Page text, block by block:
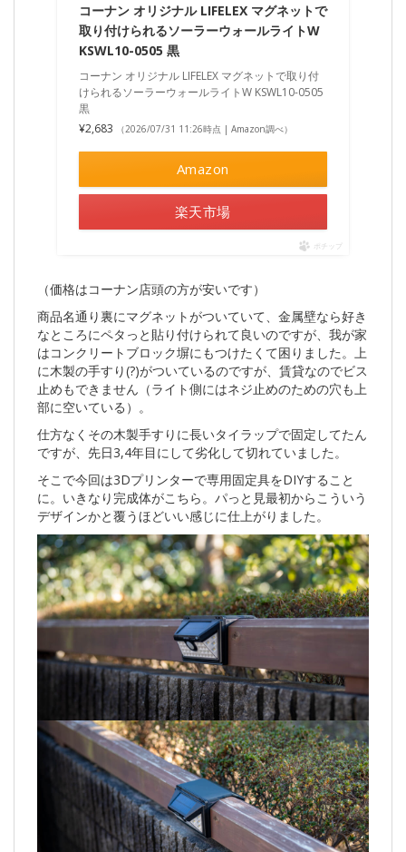
コーナン オリジナル LIFELEX マグネットで
取り付けられるソーラーウォールライトW
KSWL10-0505 黒
コーナン オリジナル LIFELEX マグネットで取り付
けられるソーラーウォールライトW KSWL10-0505
黒
¥2,683
（2026/07/31 11:26時点 | Amazon調べ）
Amazon
楽天市場
ポチップ
（価格はコーナン店頭の方が安いです）
商品名通り裏にマグネットがついていて、金属壁なら好き
なところにペタっと貼り付けられて良いのですが、我が家
はコンクリートブロック塀にもつけたくて困りました。上
に木製の手すり(?)がついているのですが、賃貸なのでビス
止めもできません（ライト側にはネジ止めのための穴も上
部に空いている）。
仕方なくその木製手すりに長いタイラップで固定してたん
ですが、先日3,4年目にして劣化して切れていました。
そこで今回は3Dプリンターで専用固定具をDIYすること
に。いきなり完成体がこちら。パっと見最初からこういう
デザインかと覆うほどいい感じに仕上がりました。